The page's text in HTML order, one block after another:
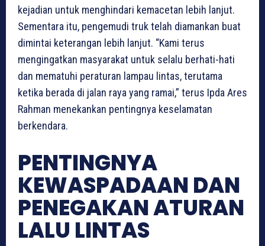
kejadian untuk menghindari kemacetan lebih lanjut.
Sementara itu, pengemudi truk telah diamankan buat
dimintai keterangan lebih lanjut. “Kami terus
mengingatkan masyarakat untuk selalu berhati-hati
dan mematuhi peraturan lampau lintas, terutama
ketika berada di jalan raya yang ramai,” terus Ipda Ares
Rahman menekankan pentingnya keselamatan
berkendara.
PENTINGNYA
KEWASPADAAN DAN
PENEGAKAN ATURAN
LALU LINTAS